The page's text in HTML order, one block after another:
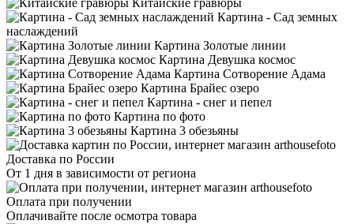
Китайские гравюры
Картина - Сад земных
наслаждений
Картина Золотые линии
Картина Девушка космос
Картина Сотворение Адама
Картина Брайес озеро
Картина - снег и пепел
Картина по фото
Картина 3 обезьяны
Доставка по России
От 1 дня в зависимости от региона
Оплата при получении
Оплачивайте после осмотра товара